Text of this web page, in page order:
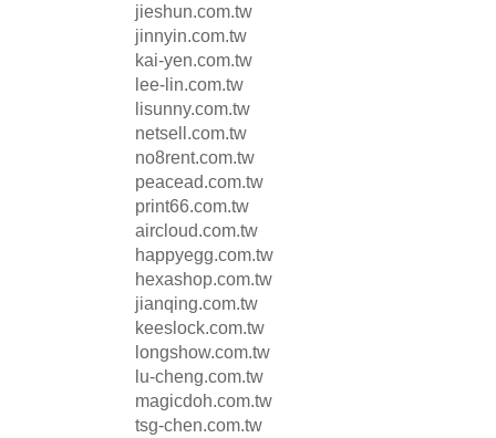
jieshun.com.tw
jinnyin.com.tw
kai-yen.com.tw
lee-lin.com.tw
lisunny.com.tw
netsell.com.tw
no8rent.com.tw
peacead.com.tw
print66.com.tw
aircloud.com.tw
happyegg.com.tw
hexashop.com.tw
jianqing.com.tw
keeslock.com.tw
longshow.com.tw
lu-cheng.com.tw
magicdoh.com.tw
tsg-chen.com.tw